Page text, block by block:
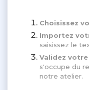
Choisissez
Importez
saisissez le
Validez
s'occupe du
notre atelier.